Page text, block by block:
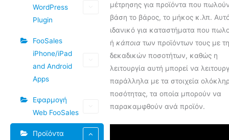
WordPress
Plugin
FooSales
iPhone/iPad
and Android
Apps
Εφαρμογή
Web FooSales
Προϊόντα
μέτρησης για προϊόντα που
βάση το βάρος, το μήκος κ.λπ. Αυτό
ιδανικό για καταστήματα που
ή κάποια των προϊόντων τους με
δεκαδικών ποσοτήτων, καθώς η
λειτουργία αυτή μπορεί να
παράλληλα με τα στοιχεία
ποσότητας, τα οποία μπορούν να
παρακαμφθούν ανά προϊόν.